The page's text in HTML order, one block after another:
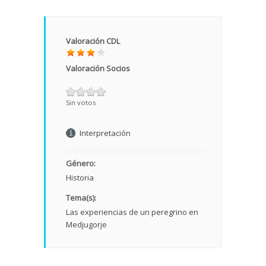
Valoración CDL
Valoración Socios
Sin votos
Interpretación
Género:
Historia
Tema(s):
Las experiencias de un peregrino en
Medjugorje